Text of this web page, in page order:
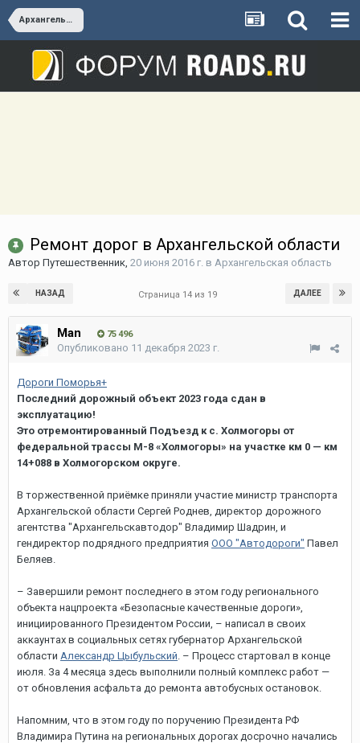
Архангельская область
Ремонт дорог в Архангельской области
Автор Путешественник, 20 июня 2016 г. в Архангельская область
НАЗАД ДАЛЕЕ
Страница 14 из 19
Man 75 496
Опубликовано 11 декабря 2023 г.
Дороги Поморья+
Последний дорожный объект 2023 года сдан в
эксплуатацию!
Это отремонтированный Подъезд к с. Холмогоры от
федеральной трассы М-8 «Холмогоры» на участке км 0 — км
14+088 в Холмогорском округе.
В торжественной приёмке приняли участие министр транспорта
Архангельской области Сергей Роднев, директор дорожного
агентства "Архангельскавтодор" Владимир Шадрин, и
гендиректор подрядного предприятия ООО "Автодороги" Павел
Беляев.
– Завершили ремонт последнего в этом году регионального
объекта нацпроекта «Безопасные качественные дороги»,
инициированного Президентом России, – написал в своих
аккаунтах в социальных сетях губернатор Архангельской
области Александр Цыбульский. – Процесс стартовал в конце
июля. За 4 месяца здесь выполнили полный комплекс работ —
от обновления асфальта до ремонта автобусных остановок.
Напомним, что в этом году по поручению Президента РФ
Владимира Путина на региональных дорогах досрочно начались